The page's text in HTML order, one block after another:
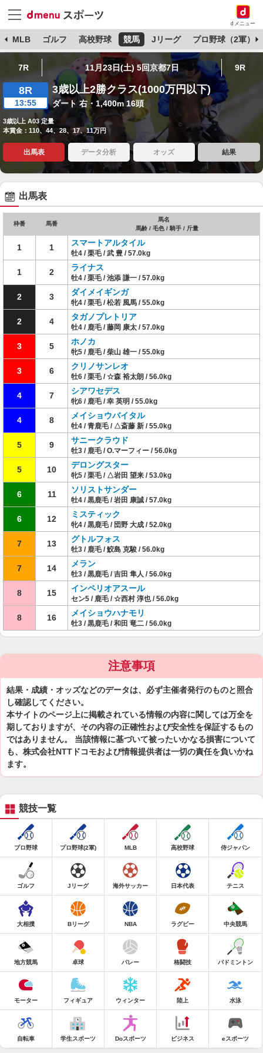
dメニュー
MLB ゴルフ 高校野球 競馬 Jリーグ プロ野球（2軍）
7R 11月23日(土) 5回京都7日 9R
8R
13:55
3歳以上2勝クラス(1000万円以下)
ダート 右・1,400m 16頭
3歳以上 A03 定量
本賞金：110、44、28、17、11万円
出馬表 データ分析 オッズ 結果
出馬表
枠番 馬番
馬名
馬齢 / 毛色 / 騎手 / 斤量
1 1 スマートアルタイル
牡4 / 栗毛 / 武 豊 / 57.0kg
1 2 ライナス
牡4 / 栗毛 / 池添 謙一 / 57.0kg
2 3 ダイメイギンガ
牝4 / 栗毛 / 松若 風馬 / 55.0kg
2 4 タガノプレトリア
牡4 / 鹿毛 / 藤岡 康太 / 57.0kg
3 5 ホノカ
牝5 / 鹿毛 / 柴山 雄一 / 55.0kg
3 6 クリノサンレオ
牡6 / 栗毛 / ☆森 裕太朗 / 56.0kg
4 7 シアワセデス
牝6 / 鹿毛 / 幸 英明 / 55.0kg
4 8 メイショウバイタル
牡4 / 青鹿毛 / △斎藤 新 / 55.0kg
5 9 サニークラウド
牡3 / 鹿毛 / O.マーフィー / 56.0kg
5 10 デロングスター
牝5 / 栗毛 / △岩田 望来 / 53.0kg
6 11 ソリストサンダー
牡4 / 黒鹿毛 / 岩田 康誠 / 57.0kg
6 12 ミスティック
牝4 / 黒鹿毛 / 団野 大成 / 52.0kg
7 13 グトルフォス
牡3 / 鹿毛 / 鮫島 克駿 / 56.0kg
7 14 メラン
牡3 / 黒鹿毛 / 吉田 隼人 / 56.0kg
8 15 インペリオアスール
セン5 / 鹿毛 / ☆西村 淳也 / 56.0kg
8 16 メイショウハナモリ
牡3 / 黒鹿毛 / 和田 竜二 / 56.0kg
注意事項
結果・成績・オッズなどのデータは、必ず主催者発行のものと照合
し確認してください。
本サイトのページ上に掲載されている情報の内容に関しては万全を
期しておりますが、その内容の正確性および安全性を保証するもの
ではありません。 当該情報に基づいて被ったいかなる損害について
も、株式会社NTTドコモおよび情報提供者は一切の責任を負いかね
ます。
競技一覧
プロ野球 プロ野球(2軍) MLB 高校野球 侍ジャパン
ゴルフ Jリーグ 海外サッカー 日本代表 テニス
大相撲 Bリーグ NBA ラグビー 中央競馬
地方競馬 卓球 バレー 格闘技 バドミントン
モーター フィギュア ウィンター 陸上 水泳
自転車 学生スポーツ Doスポーツ ビジネス eスポーツ